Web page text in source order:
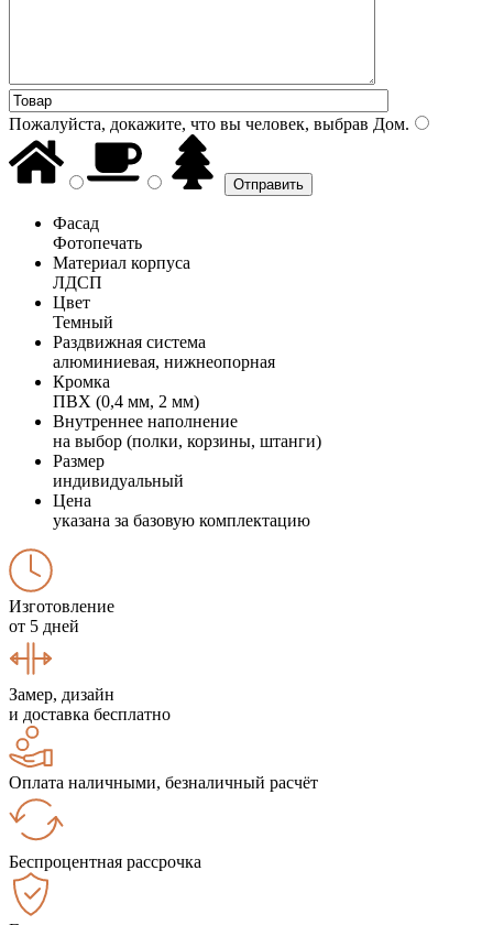
Пожалуйста, докажите, что вы человек, выбрав Дом.
Фасад
Фотопечать
Материал корпуса
ЛДСП
Цвет
Темный
Раздвижная система
алюминиевая, нижнеопорная
Кромка
ПВХ (0,4 мм, 2 мм)
Внутреннее наполнение
на выбор (полки, корзины, штанги)
Размер
индивидуальный
Цена
указана за базовую комплектацию
Изготовление
от 5 дней
Замер, дизайн
и доставка бесплатно
Оплата наличными, безналичный расчёт
Беспроцентная рассрочка